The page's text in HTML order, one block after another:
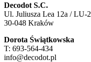
Decodot S.C.
Ul. Juliusza Lea 12a / LU-2
30-048 Kraków
Dorota Świątkowska
T: 693-564-434
info@decodot.pl